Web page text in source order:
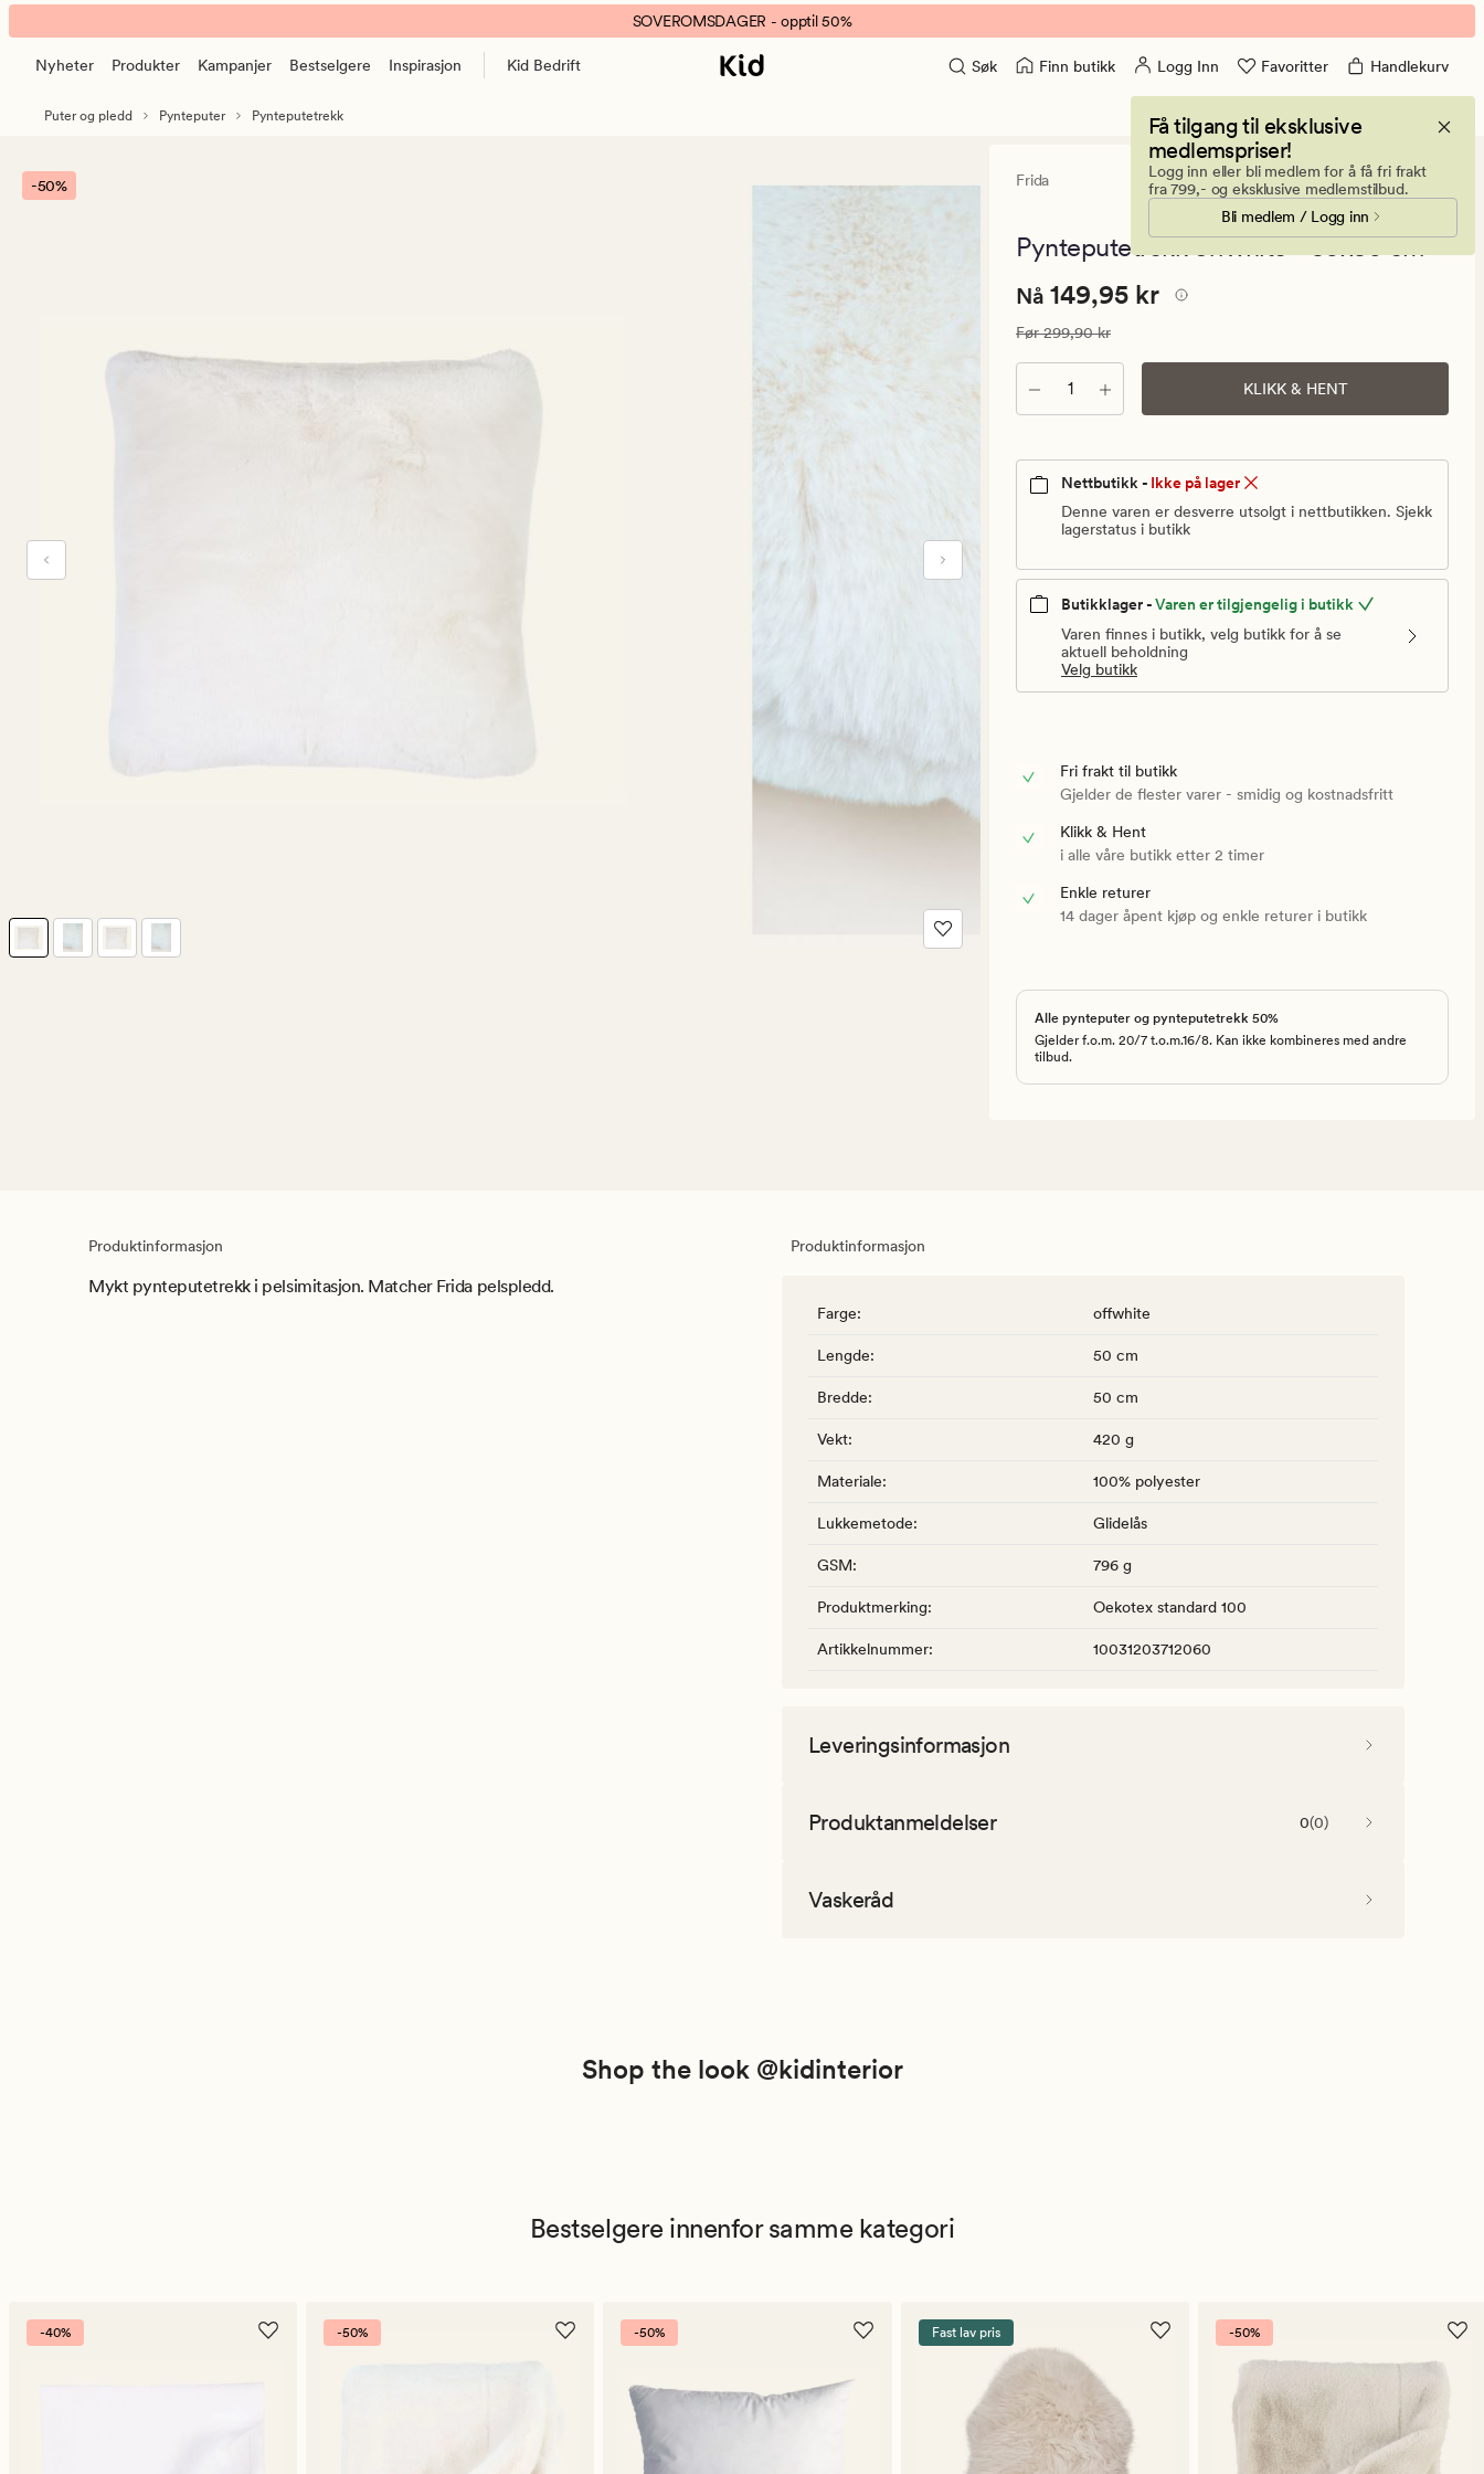
Frida
pynteputetrekk
offwhite
banner.
Klikk
pause.
SOVEROMSDAGER - opptil 50%
Nyheter Produkter Kampanjer Bestselgere Inspirasjon Kid Bedrift Søk Finn butikk Logg Inn Favoritter Handlekurv
Få tilgang til eksklusive
medlemspriser!
Logg inn eller bli medlem for å få fri frakt
fra 799,- og eksklusive medlemstilbud.
Bli medlem / Logg inn
Puter og pledd Pynteputer Pynteputetrekk
-50% Frida
0
en
0
Pynteputetrekk offwhite - 50x50 cm
Nåværende
149,95
kr.
Vanlig
pris
Nåværende pris
Nå 149,95 kr
Vanlig pris 299,90 kr
Før299,90 kr
Antall KLIKK & HENT
Nettbutikk - Ikke på lager
Denne varen er desverre utsolgt i nettbutikken. Sjekk
lagerstatus i butikk
Butikklager -Varen er tilgjengelig i butikk
Varen finnes i butikk, velg butikk for å se
aktuell beholdning
Velg butikk
Fri frakt til butikk
Gjelder de flester varer - smidig og kostnadsfritt
Klikk & Hent
i alle våre butikk etter 2 timer
Enkle returer
14 dager åpent kjøp og enkle returer i butikk
Alle pynteputer og pynteputetrekk 50%
Gjelder f.o.m. 20/7 t.o.m.16/8. Kan ikke kombineres med andre
tilbud.
Produktinformasjon
Mykt pynteputetrekk i pelsimitasjon. Matcher Frida pelspledd.
Produktinformasjon
Farge: offwhite
Lengde: 50 cm
Bredde: 50 cm
Vekt: 420 g
Materiale: 100% polyester
Lukkemetode: Glidelås
GSM: 796 g
Produktmerking: Oekotex standard 100
Artikkelnummer: 10031203712060
Leveringsinformasjon
Produktanmeldelser 0(0)
Vaskeråd
Shop the look @kidinterior
Bestselgere innenfor samme kategori
-40% -50% -50% Fast lav pris -50%